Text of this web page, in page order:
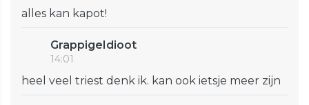
alles kan kapot!
GrappigeIdioot
14:01
heel veel triest denk ik. kan ook ietsje meer zijn